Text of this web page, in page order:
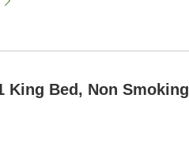
King Bed, Non Smoking